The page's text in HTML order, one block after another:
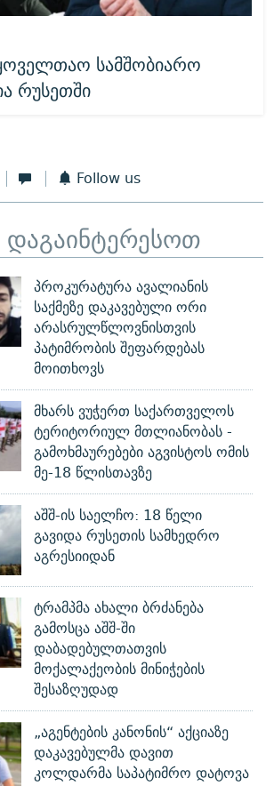
სამშობიარო
რუსეთში
Follow us
პროკურატურა ავალიანის
საქმეზე დაკავებული ორი
არასრულწლოვნისთვის
პატიმრობის შეფარდებას
მოითხოვს
მხარს ვუჭერთ საქართველოს
ტერიტორიულ მთლიანობას -
გამოხმაურებები აგვისტოს ომის
მე-18 წლისთავზე
აშშ-ის საელჩო: 18 წელი
გავიდა რუსეთის სამხედრო
აგრესიიდან
ტრამპმა ახალი ბრძანება
გამოსცა აშშ-ში
დაბადებულთათვის
მოქალაქეობის მინიჭების
შესაზღუდად
„აგენტების კანონის“ აქციაზე
დაკავებულმა დავით
კოლდარმა საპატიმრო დატოვა